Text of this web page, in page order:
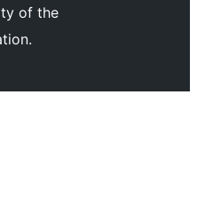
of the